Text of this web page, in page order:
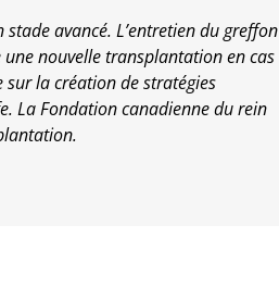
avancé. L’entretien du greffon
nouvelle transplantation en cas
la création de stratégies
La Fondation canadienne du rein